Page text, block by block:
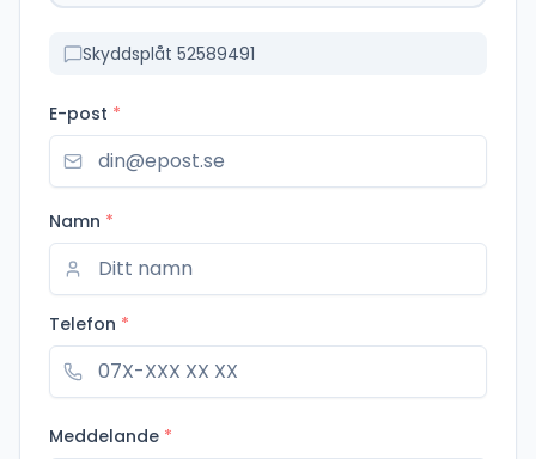
Skyddsplåt 52589491
E-post *
Namn *
Telefon *
Meddelande *